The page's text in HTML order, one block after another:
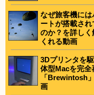
なぜ旅客機には
ートが搭載さ
のか？を詳しく
くれる動画
3Dプリンタを
体型Macを完全
「Brewintosh
画